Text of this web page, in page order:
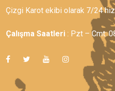
Çizgi Karot ekibi olarak 7/24
Çalışma Saatleri : Pzt – Cmt: